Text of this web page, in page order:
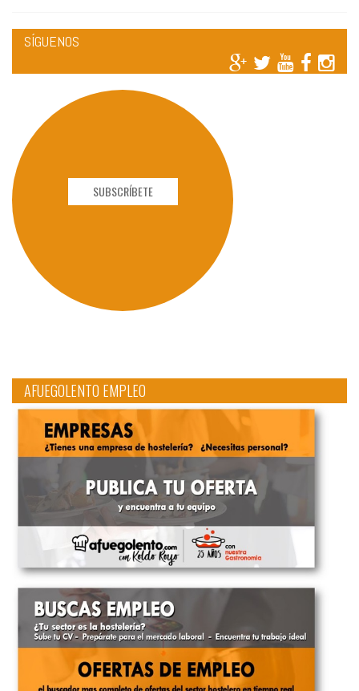
SÍGUENOS
SUBSCRÍBETE
AFUEGOLENTO EMPLEO